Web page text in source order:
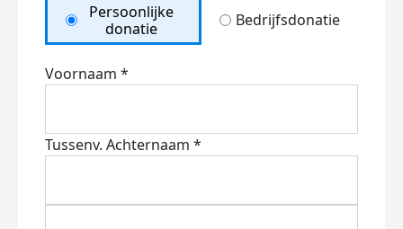
Persoonlijke
donatie
Bedrijfsdonatie
Voornaam *
Tussenv. Achternaam *